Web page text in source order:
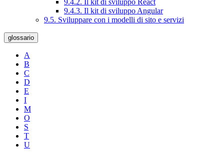
9.4.2. Il kit di sviluppo React
9.4.3. Il kit di sviluppo Angular
9.5. Sviluppare con i modelli di sito e servizi
glossario
A
B
C
D
E
I
M
O
S
T
U